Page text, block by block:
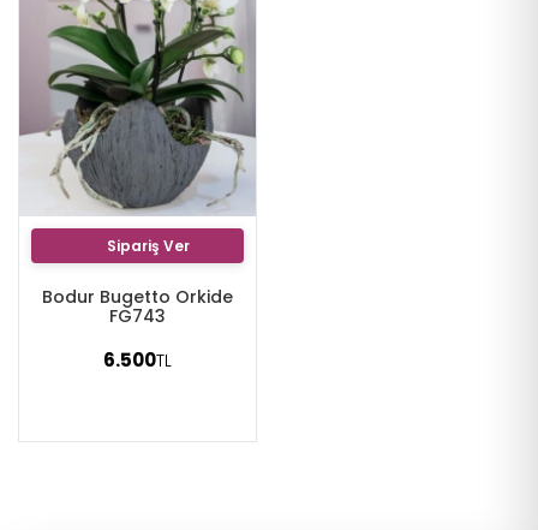
Sipariş Ver
Bodur Bugetto Orkide
FG743
6.500TL